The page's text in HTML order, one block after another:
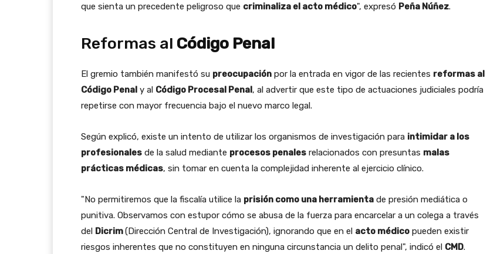
que sienta un precedente peligroso que criminaliza el acto médico", expresó Peña Núñez.
Reformas al Código Penal
El gremio también manifestó su preocupación por la entrada en vigor de las recientes reformas al
Código Penal y al Código Procesal Penal, al advertir que este tipo de actuaciones judiciales podría
repetirse con mayor frecuencia bajo el nuevo marco legal.
Según explicó, existe un intento de utilizar los organismos de investigación para intimidar a los
profesionales de la salud mediante procesos penales relacionados con presuntas malas
prácticas médicas, sin tomar en cuenta la complejidad inherente al ejercicio clínico.
"No permitiremos que la fiscalía utilice la prisión como una herramienta de presión mediática o
punitiva. Observamos con estupor cómo se abusa de la fuerza para encarcelar a un colega a través
del Dicrim(Dirección Central de Investigación), ignorando que en el acto médico pueden existir
riesgos inherentes que no constituyen en ninguna circunstancia un delito penal", indicó el CMD.